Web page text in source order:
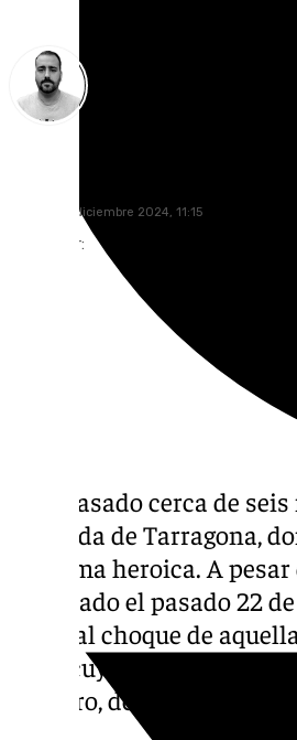
martes, 10 diciembre 2024, 11:15
Compartir:
Han pasado cerca de
Dourada de Tarragona,
de forma heroica. A
disputado el pasado 22
torno al choque de
final, cuyo desenlace
Cordero, desencadenó